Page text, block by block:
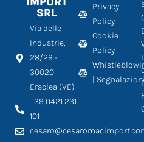
SRL
Via delle
Industrie,
28/29 -
30020
Eraclea (VE)
+39 0421 231
101
Privacy
Policy
Cookie
Policy
|